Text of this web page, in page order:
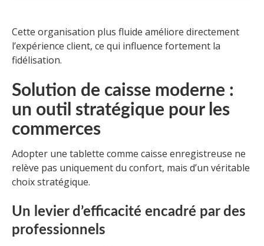
Cette organisation plus fluide améliore directement
l’expérience client, ce qui influence fortement la
fidélisation.
Solution de caisse moderne :
un outil stratégique pour les
commerces
Adopter une tablette comme caisse enregistreuse ne
relève pas uniquement du confort, mais d’un véritable
choix stratégique.
Un levier d’efficacité encadré par des
professionnels